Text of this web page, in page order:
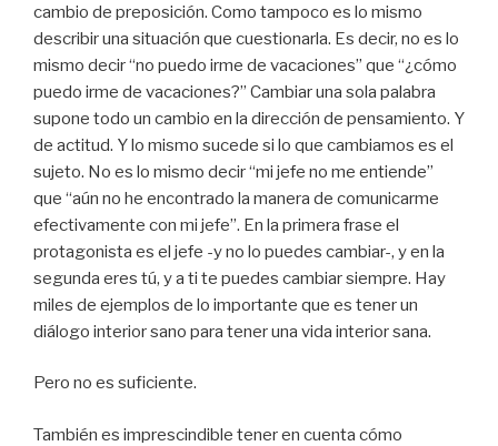
cambio de preposición. Como tampoco es lo mismo
describir una situación que cuestionarla. Es decir, no es lo
mismo decir “no puedo irme de vacaciones” que “¿cómo
puedo irme de vacaciones?” Cambiar una sola palabra
supone todo un cambio en la dirección de pensamiento. Y
de actitud. Y lo mismo sucede si lo que cambiamos es el
sujeto. No es lo mismo decir “mi jefe no me entiende”
que “aún no he encontrado la manera de comunicarme
efectivamente con mi jefe”. En la primera frase el
protagonista es el jefe -y no lo puedes cambiar-, y en la
segunda eres tú, y a ti te puedes cambiar siempre. Hay
miles de ejemplos de lo importante que es tener un
diálogo interior sano para tener una vida interior sana.
Pero no es suficiente.
También es imprescindible tener en cuenta cómo